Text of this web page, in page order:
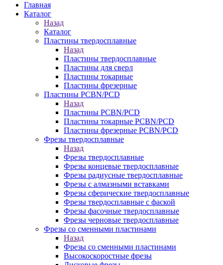
Главная
Каталог
Назад
Каталог
Пластины твердосплавные
Назад
Пластины твердосплавные
Пластины для сверл
Пластины токарные
Пластины фрезерные
Пластины PCBN/PCD
Назад
Пластины PCBN/PCD
Пластины токарные PCBN/PCD
Пластины фрезерные PCBN/PCD
Фрезы твердосплавные
Назад
Фрезы твердосплавные
Фрезы концевые твердосплавные
Фрезы радиусные твердосплавные
Фрезы с алмазными вставками
Фрезы сферические твердосплавные
Фрезы твердосплавные с фаской
Фрезы фасочные твердосплавные
Фрезы черновые твердосплавные
Фрезы со сменными пластинами
Назад
Фрезы со сменными пластинами
Высокоскоростные фрезы